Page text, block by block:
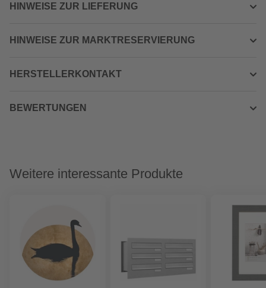
HINWEISE ZUR LIEFERUNG
HINWEISE ZUR MARKTRESERVIERUNG
HERSTELLERKONTAKT
BEWERTUNGEN
Weitere interessante Produkte